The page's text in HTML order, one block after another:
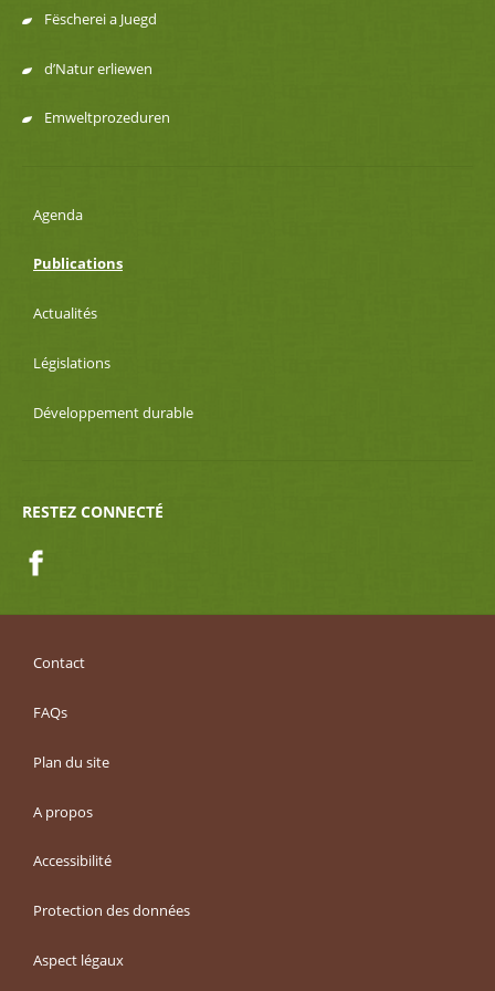
Fëscherei a Juegd
d’Natur erliewen
Emweltprozeduren
Agenda
Publications
Actualités
Législations
Développement durable
RESTEZ CONNECTÉ
Contact
FAQs
Plan du site
A propos
Accessibilité
Protection des données
Aspect légaux